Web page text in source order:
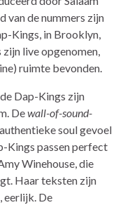
van de nummers zijn
Kings, in Brooklyn,
live opgenomen,
ruimte bevonden.
Dap-Kings zijn
Dewall-of-sound-
soul gevoel
Kings passen perfect
Winehouse, die
Haar teksten zijn
eerlijk. De